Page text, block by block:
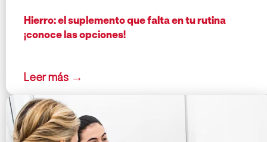
Hierro: el suplemento que falta en tu rutina
¡conoce las opciones!